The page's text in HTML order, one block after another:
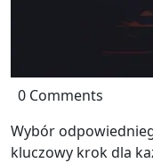
0 Comments
Wybór
kluczowy krok dla